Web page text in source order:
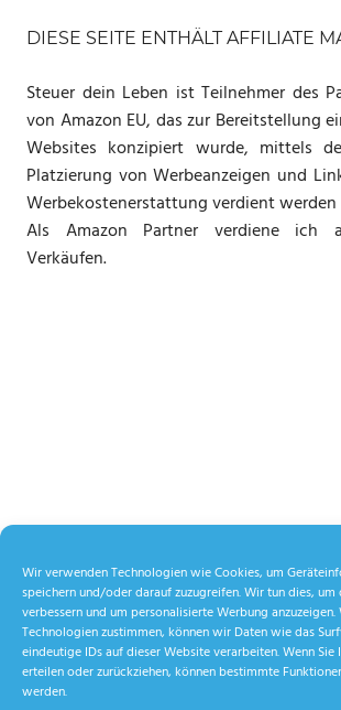
Wir verwenden Technologien wie Cookies, um
speichern und/oder darauf zuzugreifen. Wir tun dies, um
verbessern und um personalisierte Werbung anzuzeigen.
Technologien zustimmen, können wir Daten wie das
eindeutige IDs auf dieser Website verarbeiten. Wenn
erteilen oder zurückziehen, können bestimmte
werden.
DIESE SEITE ENTHÄLT AFFILIATE
Steuer dein Leben ist Teilnehmer des
von Amazon EU, das zur Bereitstellung
Websites konzipiert wurde, mittels
Platzierung von Werbeanzeigen und
Werbekostenerstattung verdient werden
Als Amazon Partner verdiene ich
Verkäufen.